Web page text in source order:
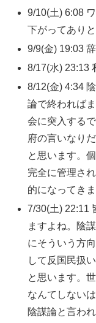
9/10(土) 6:08
下がってあり
9/9(金) 19:03
8/17(水) 23:13
8/12(金) 4:34
論で終われば
会に突入する
府の言いなり
と思います。
完全に管理さ
的になってきま
7/30(土) 22:11
ますよね。陰
にそういう方
して反国民扱
と思います。
なんてしない
陰謀論と言わ